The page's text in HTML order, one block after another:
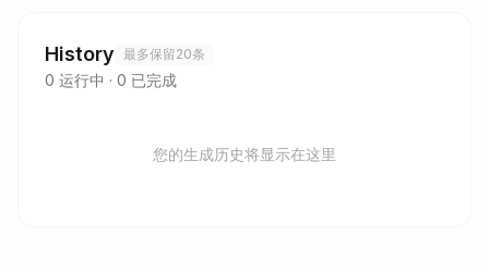
History 最多保留20条
0 运行中 · 0 已完成
您的生成历史将显示在这里